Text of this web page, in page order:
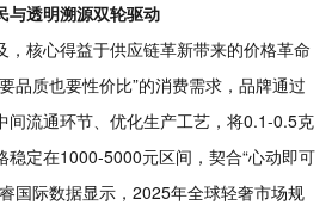
与透明溯源双轮驱动
，核心得益于供应链革新带来的价格革命
品质也要性价比”的消费需求，品牌通过
间流通环节、优化生产工艺，将0.1-0.5克
稳定在1000-5000元区间，契合“心动即可
国际数据显示，2025年全球轻奢市场规